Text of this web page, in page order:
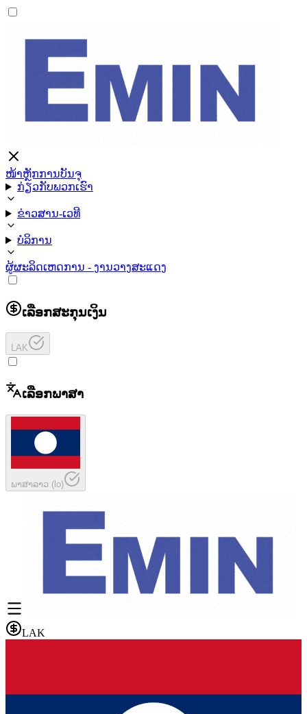
ໜ້າຫຼັກການບັນຈຸ
ກ່ຽວກັບພວກເຮົາ
ຂ່າວສານ-ເວທີ
ບໍລິການ
ຜູ້ຜະລິດເຫດການ - ງານວາງສະແດງ
ເລືອກສະກຸນເງິນ
LAK
ເລືອກພາສາ
ພາສາລາວ (lo)
LAK